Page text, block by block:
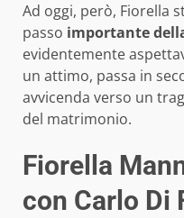
Ad oggi, però, Fiorella
passo importante
evidentemente
un attimo, passa in
avvicenda verso un
del matrimonio.
Fiorella
con Carlo Di